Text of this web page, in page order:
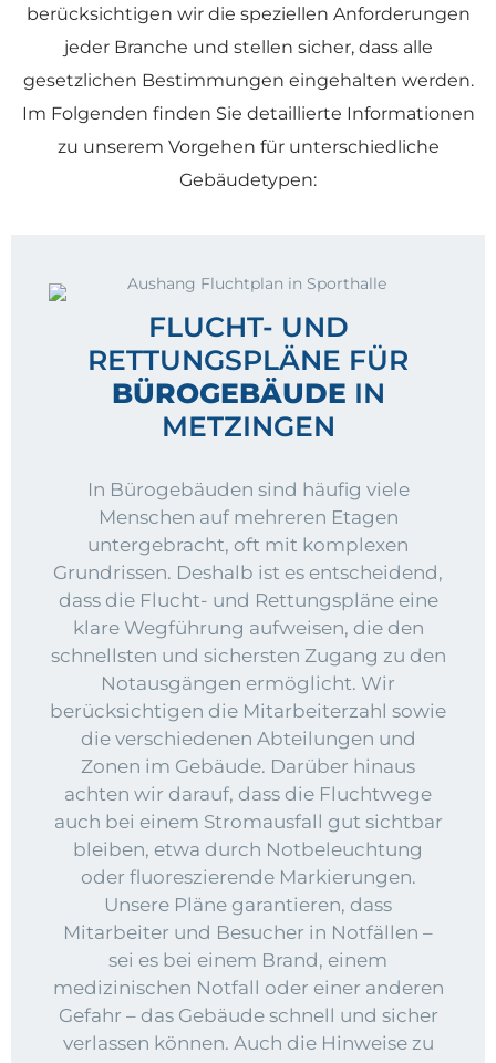
berücksichtigen wir die speziellen Anforderungen
jeder Branche und stellen sicher, dass alle
gesetzlichen Bestimmungen eingehalten werden.
Im Folgenden finden Sie detaillierte Informationen
zu unserem Vorgehen für unterschiedliche
Gebäudetypen:
FLUCHT- UND
RETTUNGSPLÄNE FÜR
BÜROGEBÄUDE IN
METZINGEN
In Bürogebäuden sind häufig viele
Menschen auf mehreren Etagen
untergebracht, oft mit komplexen
Grundrissen. Deshalb ist es entscheidend,
dass die Flucht- und Rettungspläne eine
klare Wegführung aufweisen, die den
schnellsten und sichersten Zugang zu den
Notausgängen ermöglicht. Wir
berücksichtigen die Mitarbeiterzahl sowie
die verschiedenen Abteilungen und
Zonen im Gebäude. Darüber hinaus
achten wir darauf, dass die Fluchtwege
auch bei einem Stromausfall gut sichtbar
bleiben, etwa durch Notbeleuchtung
oder fluoreszierende Markierungen.
Unsere Pläne garantieren, dass
Mitarbeiter und Besucher in Notfällen –
sei es bei einem Brand, einem
medizinischen Notfall oder einer anderen
Gefahr – das Gebäude schnell und sicher
verlassen können. Auch die Hinweise zu